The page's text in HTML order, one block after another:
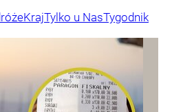
KrajTylko u NasTygodnik